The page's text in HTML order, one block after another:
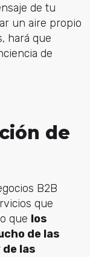
de tu
un aire propio
hará que
de
de
B2B
que
que los
de las
las